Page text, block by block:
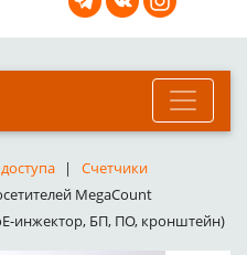
Счетчики
MegaCount
инжектор, БП, ПО, кронштейн)